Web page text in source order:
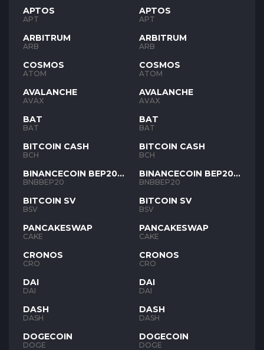
APTOS
APT
ARBITRUM
ARB
COSMOS
ATOM
AVALANCHE
AVAX
BAT
BAT
BITCOIN CASH
BCH
BINANCECOIN BEP20
BNB
BNBBEP20
BITCOIN SV
BSV
PANCAKESWAP
CAKE
CRONOS
CRO
DAI
DAI
DASH
DASH
DOGECOIN
DOGE
APTOS
APT
ARBITRUM
ARB
COSMOS
ATOM
AVALANCHE
AVAX
BAT
BAT
BITCOIN CASH
BCH
BINANCECOIN BEP20
BNB
BNBBEP20
BITCOIN SV
BSV
PANCAKESWAP
CAKE
CRONOS
CRO
DAI
DAI
DASH
DASH
DOGECOIN
DOGE